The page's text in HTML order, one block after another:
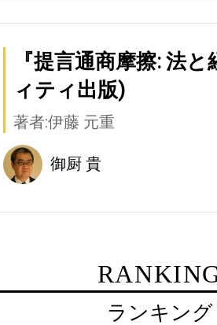
『提言通商摩擦: 法
ィティ出版)
著者:伊藤 元重
御厨 貴
ランキング